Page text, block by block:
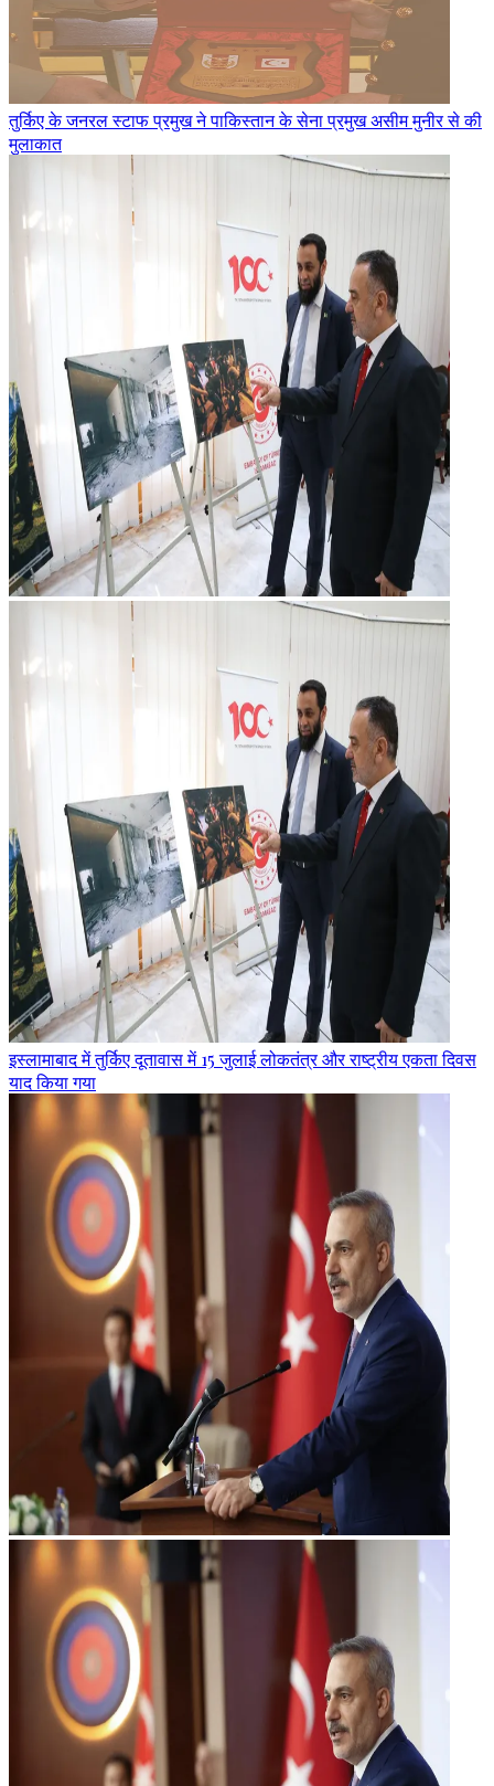
तुर्किए के जनरल स्टाफ प्रमुख ने पाकिस्तान के सेना प्रमुख असीम मुनीर से की
मुलाकात
इस्लामाबाद में तुर्किए दूतावास में 15 जुलाई लोकतंत्र और राष्ट्रीय एकता दिवस
याद किया गया